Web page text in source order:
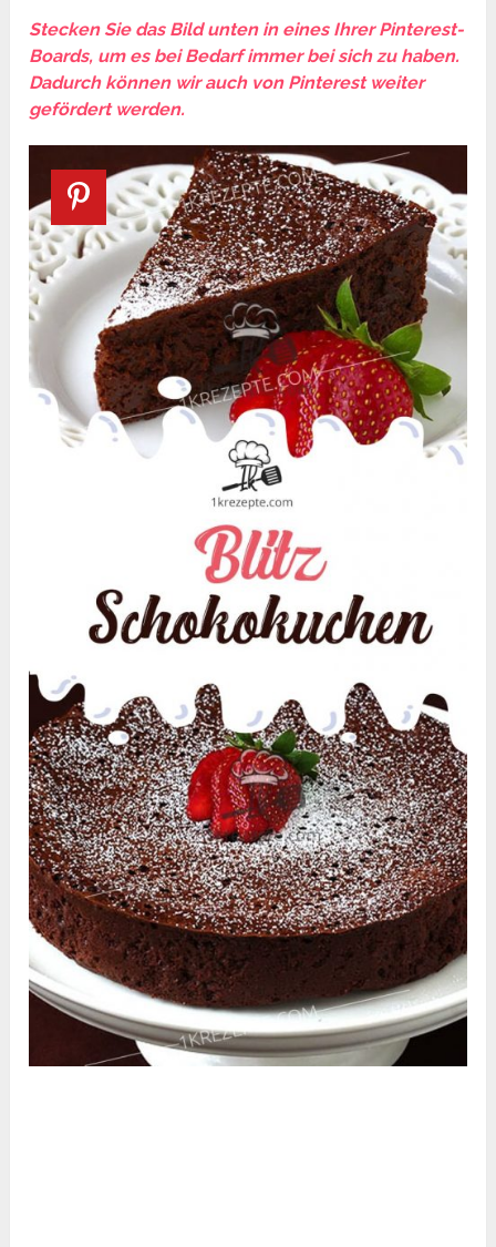
Stecken Sie das Bild unten in eines Ihrer Pinterest-
Boards, um es bei Bedarf immer bei sich zu haben.
Dadurch können wir auch von Pinterest weiter
gefördert werden.